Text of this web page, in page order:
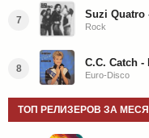
7
Rock
8
Euro-Disco
ТОП РЕЛИЗЕРОВ ЗА